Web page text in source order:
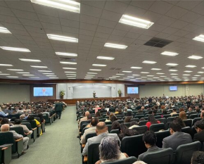
informar a la comunidad latina acerca
que suceden a nivel local e internacional.